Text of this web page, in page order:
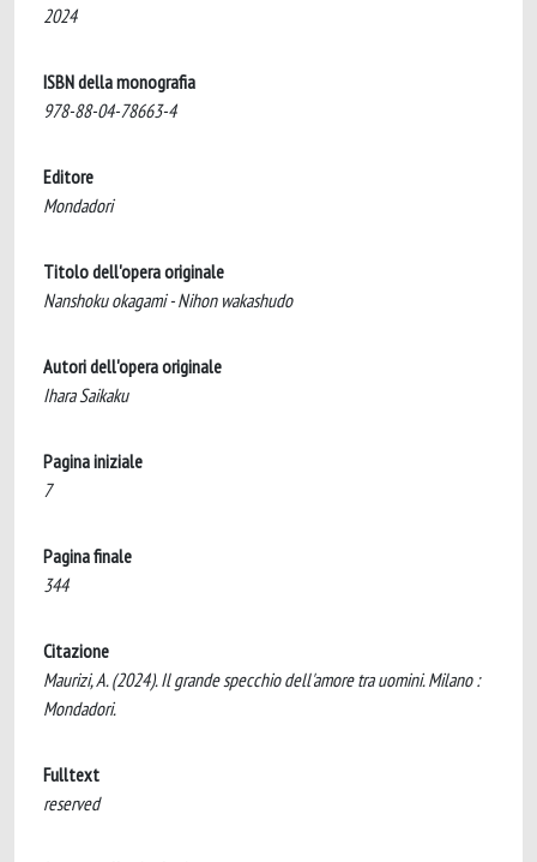
2024
ISBN della monografia
978-88-04-78663-4
Editore
Mondadori
Titolo dell'opera originale
Nanshoku okagami - Nihon wakashudo
Autori dell'opera originale
Ihara Saikaku
Pagina iniziale
7
Pagina finale
344
Citazione
Maurizi, A. (2024). Il grande specchio dell'amore tra uomini. Milano :
Mondadori.
Fulltext
reserved